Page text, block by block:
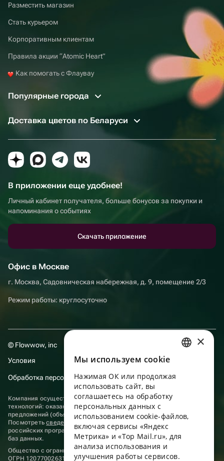
Разместить магазин
Стать курьером
Корпоративным клиентам
Правила акции “Atomic Heart”
Как помогать с Флаувау
Популярные города
Доставка цветов по Беларуси
В приложении еще удобнее!
Личный кабинет получателя, больше бонусов за покупки и
напоминания о событиях
Скачать приложение
Офис в Москве
г. Москва, Садовническая набережная, д. 9, помещение 2/3
Режим работы: круглосуточно
© Flowwow, inc
Условия
Обработка персональных данных
Компания осуществляет деятельность в области информационных
технологий: оказание услуг в сети “Интернет” по размещению
предложений (объявлений) продавцов о реализации товаров.
Посмотретьсведения о программах
, включенных в реестр
российских программ для электронных вычислительных машин и
баз данных.
Общество с ограниченной ответственностью «ФЛАУВАУ»
ОГРН 1207700263198, ИНН 9702020445
ENGLISH
UKRAINIAN
PORTUGUESE
×
Мы используем сookie
Нажимая ОК или продолжая
использовать сайт, вы
соглашаетесь на обработку
персональных данных с
использованием cookie-файлов,
включая сервисы «Яндекс
Метрика» и «Top Mail.ru», для
анализа использования и
улучшения работы сервисов.